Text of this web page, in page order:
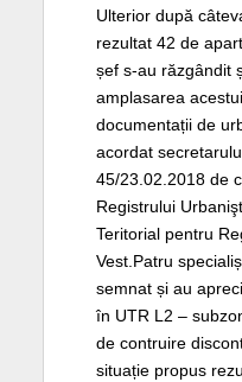
Ulterior după
rezultat 42 de
șef s-au răzgândit
amplasarea
documentații de
acordat
45/23.02.2018 de
Registrului
Teritorial pentru
Vest.Patru
semnat și au
în UTR L2 –
de contruire
situație propus